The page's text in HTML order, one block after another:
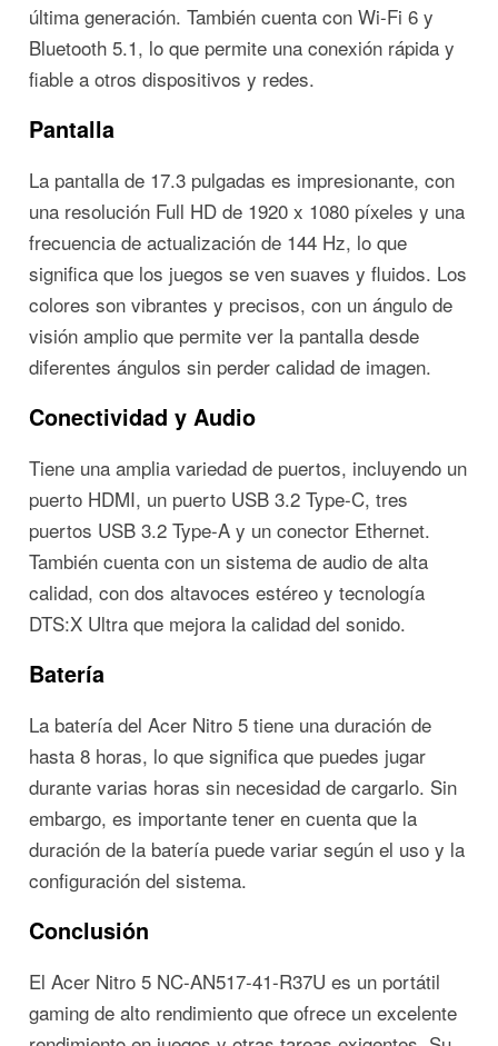
última generación. También cuenta con Wi-Fi 6 y
Bluetooth 5.1, lo que permite una conexión rápida y
fiable a otros dispositivos y redes.
Pantalla
La pantalla de 17.3 pulgadas es impresionante, con
una resolución Full HD de 1920 x 1080 píxeles y una
frecuencia de actualización de 144 Hz, lo que
significa que los juegos se ven suaves y fluidos. Los
colores son vibrantes y precisos, con un ángulo de
visión amplio que permite ver la pantalla desde
diferentes ángulos sin perder calidad de imagen.
Conectividad y Audio
Tiene una amplia variedad de puertos, incluyendo un
puerto HDMI, un puerto USB 3.2 Type-C, tres
puertos USB 3.2 Type-A y un conector Ethernet.
También cuenta con un sistema de audio de alta
calidad, con dos altavoces estéreo y tecnología
DTS:X Ultra que mejora la calidad del sonido.
Batería
La batería del Acer Nitro 5 tiene una duración de
hasta 8 horas, lo que significa que puedes jugar
durante varias horas sin necesidad de cargarlo. Sin
embargo, es importante tener en cuenta que la
duración de la batería puede variar según el uso y la
configuración del sistema.
Conclusión
El Acer Nitro 5 NC-AN517-41-R37U es un portátil
gaming de alto rendimiento que ofrece un excelente